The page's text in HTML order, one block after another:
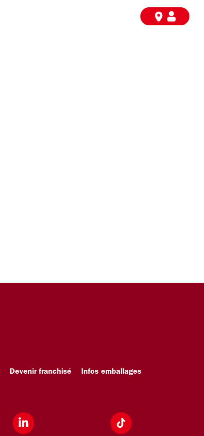
Devenir franchisé Infos emballages